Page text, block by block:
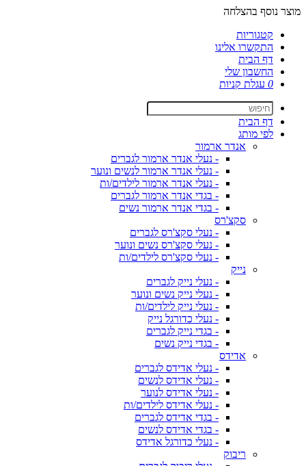
מוצר נוסף בהצלחה
קטגוריות
התקשרו אלינו
דף הבית
החשבון שלי
0 עגלת קניות
דף הבית
לפי מותג
אנדר ארמור
- נעלי אנדר ארמור לגברים
- נעלי אנדר ארמור לנשים ונוער
- נעלי אנדר ארמור לילדים/ות
- בגדי אנדר ארמור לגברים
- בגדי אנדר ארמור נשים
סקצ'רס
- נעלי סקצ'רס לגברים
- נעלי סקצ'רס נשים ונוער
- נעלי סקצ'רס לילדים/ות
נייק
- נעלי נייק לגברים
- נעלי נייק נשים ונוער
- נעלי נייק לילדים/ות
- נעלי כדורגל נייק
- בגדי נייק לגברים
- בגדי נייק נשים
אדידס
- נעלי אדידס לגברים
- נעלי אדידס לנשים
- נעלי אדידס לנוער
- נעלי אדידס לילדים/ות
- בגדי אדידס לגברים
- בגדי אדידס לנשים
- נעלי כדורגל אדידס
ריבוק